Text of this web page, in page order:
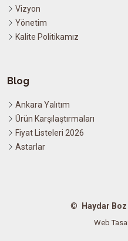
Vizyon
Yönetim
Kalite Politikamız
Blog
Ankara Yalıtım
Ürün Karşılaştırmaları
Fiyat Listeleri 2026
Astarlar
© Haydar Boz
Web